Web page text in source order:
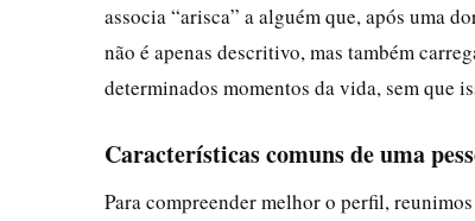
associa “arisca” a alguém que, após uma
não é apenas descritivo, mas também
determinados momentos da vida, sem que
Características comuns de uma
Para compreender melhor o perfil,